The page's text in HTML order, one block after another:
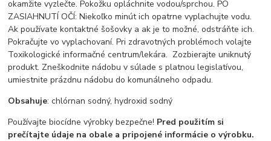
okamžite vyzlečte. Pokožku opláchnite vodou/sprchou. PO
ZASIAHNUTÍ OČÍ: Niekoľko minút ich opatrne vyplachujte vodu.
Ak používate kontaktné šošovky a ak je to možné, odstráňte ich.
Pokračujte vo vyplachovaní. Pri zdravotných problémoch volajte
Toxikologické informačné centrum/lekára. Zozbierajte uniknutý
produkt. Zneškodnite nádobu v súlade s platnou legislatívou,
umiestnite prázdnu nádobu do komunálneho odpadu.
Obsahuje: chlórnan sodný, hydroxid sodný
Používajte biocídne výrobky bezpečne! Pred použitím si
prečítajte údaje na obale a pripojené informácie o výrobku.